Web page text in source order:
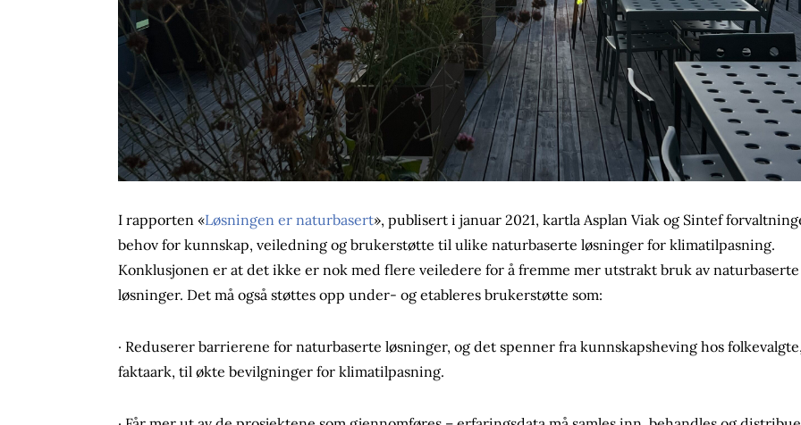
I rapporten «Løsningen er naturbasert», publisert i januar 2021, kartla Asplan Viak og Sintef
behov for kunnskap, veiledning og brukerstøtte til ulike naturbaserte løsninger for klimatilpasning.
Konklusjonen er at det ikke er nok med flere veiledere for å fremme mer utstrakt bruk av naturbaserte
løsninger. Det må også støttes opp under- og etableres brukerstøtte som:
· Reduserer barrierene for naturbaserte løsninger, og det spenner fra kunnskapsheving hos
faktaark, til økte bevilgninger for klimatilpasning.